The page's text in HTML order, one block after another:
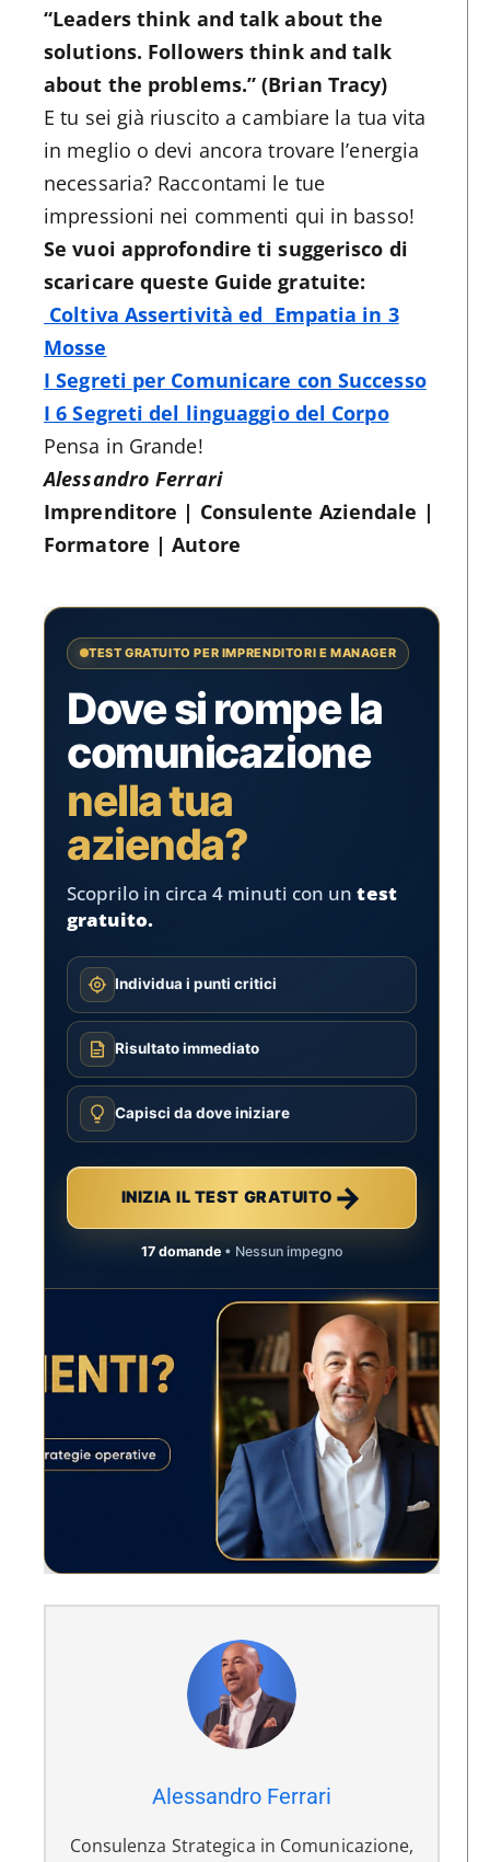
“Leaders think and talk about the
solutions. Followers think and talk
about the problems.” (Brian Tracy)
E tu sei già riuscito a cambiare la tua vita
in meglio o devi ancora trovare l’energia
necessaria? Raccontami le tue
impressioni nei commenti qui in basso!
Se vuoi approfondire ti suggerisco di
scaricare queste Guide gratuite:
Coltiva Assertività ed Empatia in 3
Mosse
I Segreti per Comunicare con Successo
I 6 Segreti del linguaggio del Corpo
Pensa in Grande!
Alessandro Ferrari
Imprenditore | Consulente Aziendale |
Formatore | Autore
TEST GRATUITO PER IMPRENDITORI E MANAGER
Dove si rompe la
comunicazione
nella tua
azienda?
Scoprilo in circa 4 minuti con untest
gratuito.
Individua i punti critici
Risultato immediato
Capisci da dove iniziare
INIZIA IL TEST GRATUITO →
17 domande• Nessun impegno
Alessandro Ferrari
Consulenza Strategica in Comunicazione,